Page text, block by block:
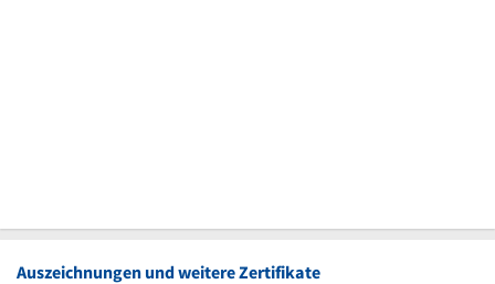
Auszeichnungen und weitere Zertifikate